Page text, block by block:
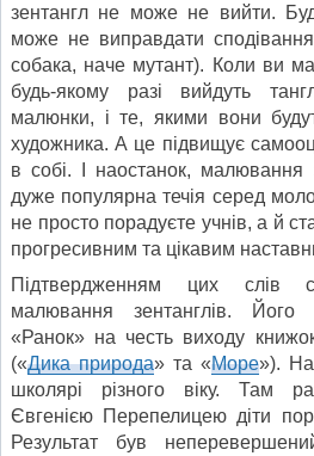
зентангл не може не вийти.
може не виправдати
собака, наче мутант). Коли ви
будь-якому разі вийдуть
малюнки, і те, якими вони
художника. А це підвищує
в собі. І наостанок, малювання
дуже популярна течія серед
не просто порадуєте учнів, а й
прогресивним та цікавим
Підтвердженням цих слів
малювання зентанглів. Його
«Ранок» на честь виходу
(«Дика природа» та «Море»). На
школярі різного віку. Там
Євгенією Перепелицею діти
Результат був